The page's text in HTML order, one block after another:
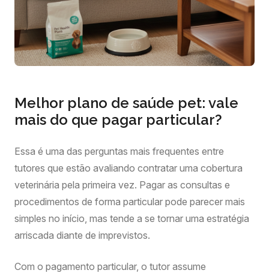
Melhor plano de saúde pet: vale
mais do que pagar particular?
Essa é uma das perguntas mais frequentes entre
tutores que estão avaliando contratar uma cobertura
veterinária pela primeira vez. Pagar as consultas e
procedimentos de forma particular pode parecer mais
simples no início, mas tende a se tornar uma estratégia
arriscada diante de imprevistos.
Com o pagamento particular, o tutor assume